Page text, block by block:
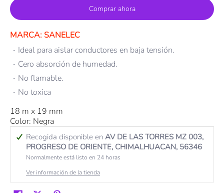
Comprar ahora
MARCA: SANELEC
Ideal para aislar conductores en baja tensión.
Cero absorción de humedad.
No flamable.
No toxica
18 m x 19 mm
Color: Negra
Recogida disponible en AV DE LAS TORRES MZ 003,
PROGRESO DE ORIENTE, CHIMALHUACAN, 56346
Normalmente está listo en 24 horas
Ver información de la tienda